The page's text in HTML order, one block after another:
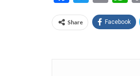
Share Facebook